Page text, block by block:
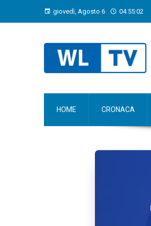
giovedì, Agosto 6 04:55:03
HOME CRONACA